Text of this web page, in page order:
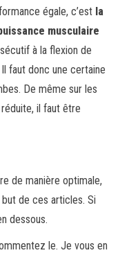
égale, c’est la
musculaire
à la flexion de
faut donc une certaine
De même sur les
il faut être
de manière optimale,
but de ces articles. Si
dessous.
le. Je vous en